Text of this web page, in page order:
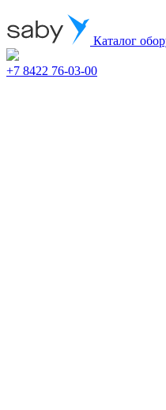
Каталог
+7 8422 76-03-00